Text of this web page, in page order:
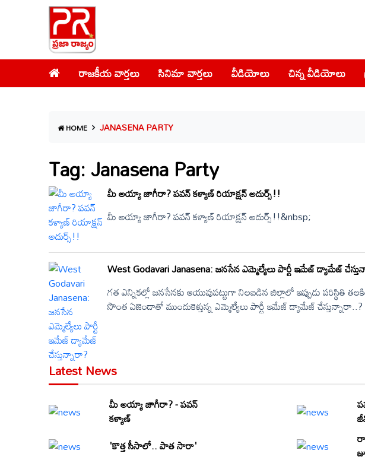
రాజకీయ వార్తలు సినిమా వార్తలు వీడియోలు చిన్న వీడియోలు
HOME JANASENA PARTY
Tag: Janasena Party
మీ అయ్యా జాగీరా? పవన్ కళ్యాణ్ రియాక్షన్ అదుర్స్!!
మీ అయ్యా జాగీరా? పవన్ కళ్యాణ్ రియాక్షన్ అదుర్స్!!&nbsp;
West Godavari Janasena: జనసేన ఎమ్మెల్యేలు పార్టీ ఇమేజ్ డ్యామేజ్
గత ఎన్నికల్లో జనసేనకు ఆయువుపట్టుగా నిలబడిన జిల్లాలో ఇప్పుడు పరిస్థితి
సొంత ఏజెండాతో ముందుకెళ్తున్న ఎమ్మెల్యేలు పార్టీ ఇమేజ్ డ్యామేజ్
Latest News
మీ అయ్యా జాగీరా? - పవన్
కళ్యాణ్
'కొత్త సీసాలో.. పాత సారా'